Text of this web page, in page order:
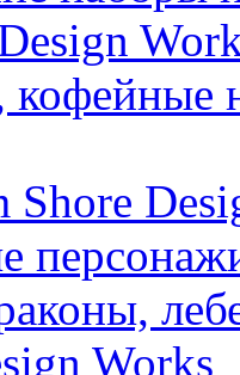
кофейные
Shore
Works